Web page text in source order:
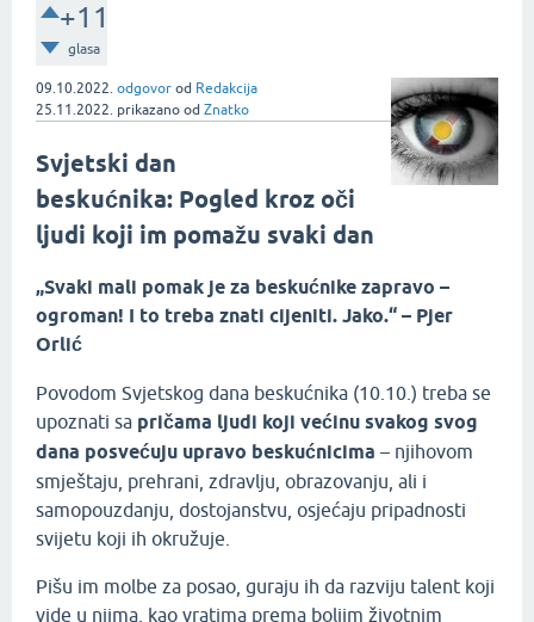
+11
glasa
09.10.2022. odgovor od Redakcija
25.11.2022. prikazano od Znatko
Svjetski dan
beskućnika: Pogled kroz oči
ljudi koji im pomažu svaki dan
„Svaki mali pomak je za beskućnike zapravo –
ogroman! I to treba znati cijeniti. Jako.“ – Pjer
Orlić
Povodom Svjetskog dana beskućnika (10.10.) treba se
upoznati sa pričama ljudi koji većinu svakog svog
dana posvećuju upravo beskućnicima – njihovom
smještaju, prehrani, zdravlju, obrazovanju, ali i
samopouzdanju, dostojanstvu, osjećaju pripadnosti
svijetu koji ih okružuje.
Pišu im molbe za posao, guraju ih da razviju talent koji
vide u njima, kao vratima prema boljim životnim